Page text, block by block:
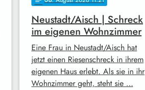
Neustadt/Aisch | Schreck
im eigenen Wohnzimmer
Eine Frau in Neustadt/Aisch hat
jetzt einen Riesenschreck in ihrem
eigenen Haus erlebt. Als sie in ihr
Wohnzimmer geht, steht sie …